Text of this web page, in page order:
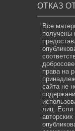
ОТКАЗ
Все
получены
права на
сайта не
лиц. Если